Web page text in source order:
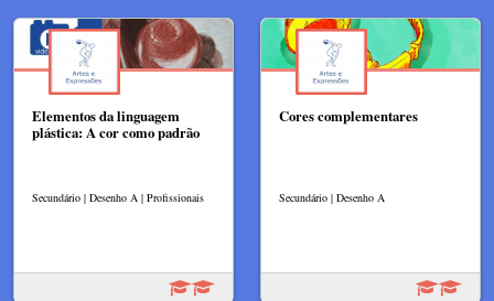
Elementos da linguagem
plástica: A cor como padrão
Secundário | Desenho A | Profissionais
Cores complementares
Secundário | Desenho A